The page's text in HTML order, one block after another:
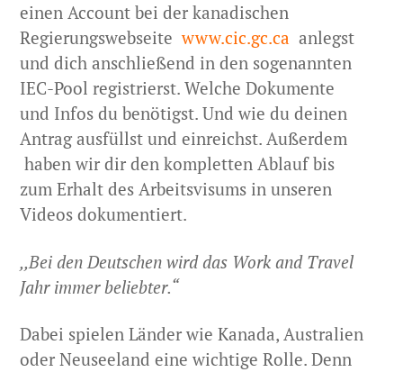
einen Account bei der kanadischen
Regierungswebseitewww.cic.gc.ca anlegst
und dich anschließend in den sogenannten
IEC-Pool registrierst. Welche Dokumente
und Infos du benötigst. Und wie du deinen
Antrag ausfüllst und einreichst. Außerdem
haben wir dir den kompletten Ablauf bis
zum Erhalt des Arbeitsvisums in unseren
Videos dokumentiert.
,,Bei den Deutschen wird das Work and Travel
Jahr immer beliebter.“
Dabei spielen Länder wie Kanada, Australien
oder Neuseeland eine wichtige Rolle. Denn